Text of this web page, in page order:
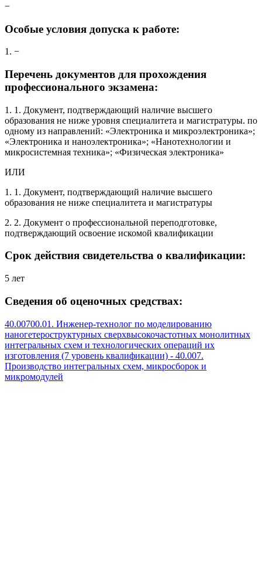
−
Особые условия допуска к работе:
1. −
Перечень документов для прохождения
профессионального экзамена:
1. 1. Документ, подтверждающий наличие высшего
образования не ниже уровня специалитета и магистратуры. по
одному из направлений: «Электроника и микроэлектроника»;
«Электроника и наноэлектроника»; «Нанотехнологии и
микросистемная техника»; «Физическая электроника»
ИЛИ
1. 1. Документ, подтверждающий наличие высшего
образования не ниже специалитета и магистратуры
2. 2. Документ о профессиональной переподготовке,
подтверждающий освоение искомой квалификации
Срок действия свидетельства о квалификации:
5 лет
Сведения об оценочных средствах:
40.00700.01. Инженер-технолог по моделированию
наногетероструктурных сверхвысокочастотных монолитных
интегральных схем и технологических операций их
изготовления (7 уровень квалификации) - 40.007.
Производство интегральных схем, микросборок и
микромодулей